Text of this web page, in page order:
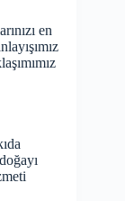
en